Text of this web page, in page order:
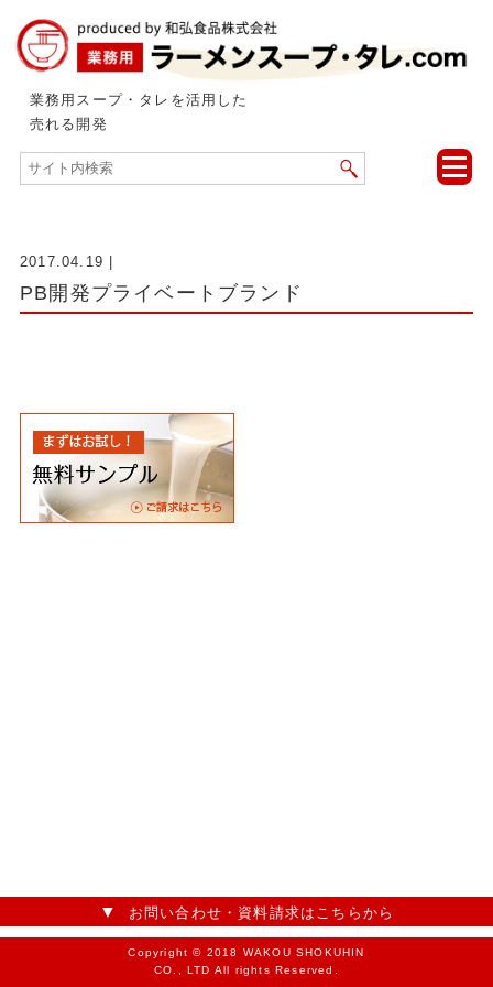
業務用スープ・タレを活用した
売れる開発
toggle
2017.04.19 |
PB開発プライベートブランド
お問い合わせ・資料請求はこちらから
Copyright © 2018 WAKOU SHOKUHIN
CO., LTD All rights Reserved.